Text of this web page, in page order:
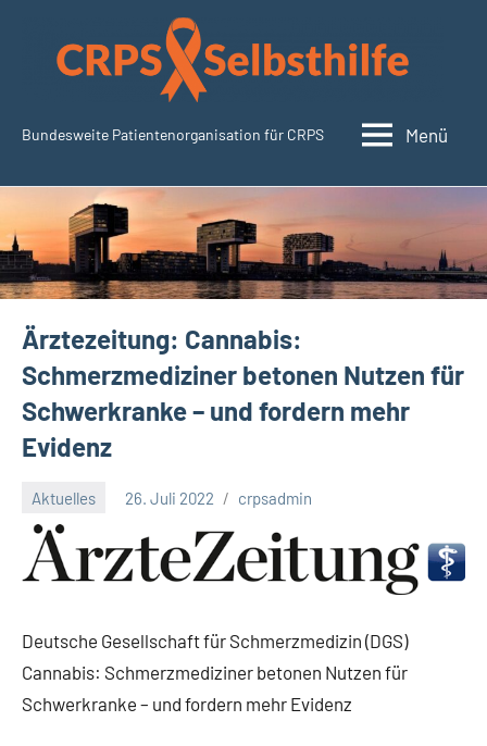
springen
CRPSSelbsthilfe.org
Bundesweite Patientenorganisation für CRPS Menü
Ärztezeitung: Cannabis:
Schmerzmediziner betonen Nutzen für
Schwerkranke – und fordern mehr
Evidenz
Aktuelles 26. Juli 2022 crpsadmin
Deutsche Gesellschaft für Schmerzmedizin (DGS)
Cannabis: Schmerzmediziner betonen Nutzen für
Schwerkranke – und fordern mehr Evidenz